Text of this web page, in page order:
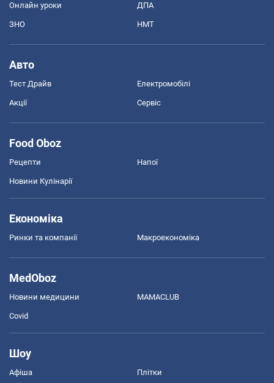
Онлайн уроки ДПА
ЗНО НМТ
Авто
Тест Драйв Електромобілі
Акції Сервіс
Food Oboz
Рецепти Напої
Новини Кулінарії
Економіка
Ринки та компанії Макроекономіка
MedOboz
Новини медицини MAMACLUB
Covid
Шоу
Афіша Плітки